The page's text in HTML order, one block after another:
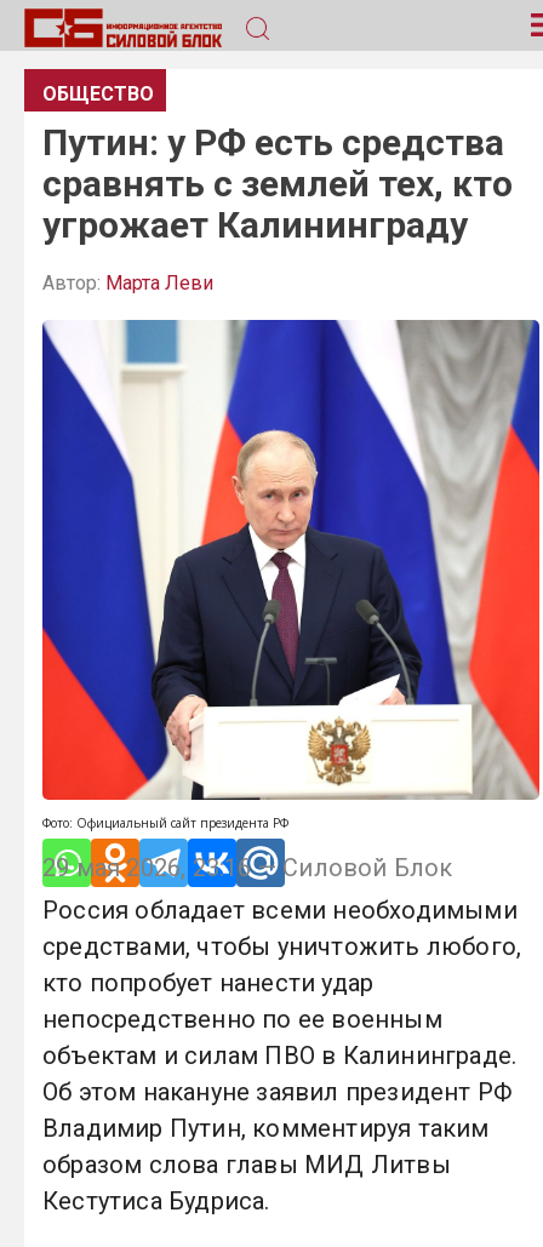
ОБЩЕСТВО
Путин: у РФ есть средства
сравнять с землей тех, кто
угрожает Калининграду
Автор: Марта Леви
Фото: Официальный сайт президента РФ
29 мая 2026, 23:16 — Силовой Блок
Россия обладает всеми необходимыми
средствами, чтобы уничтожить любого,
кто попробует нанести удар
непосредственно по ее военным
объектам и силам ПВО в Калининграде.
Об этом накануне заявил президент РФ
Владимир Путин, комментируя таким
образом слова главы МИД Литвы
Кестутиса Будриса.